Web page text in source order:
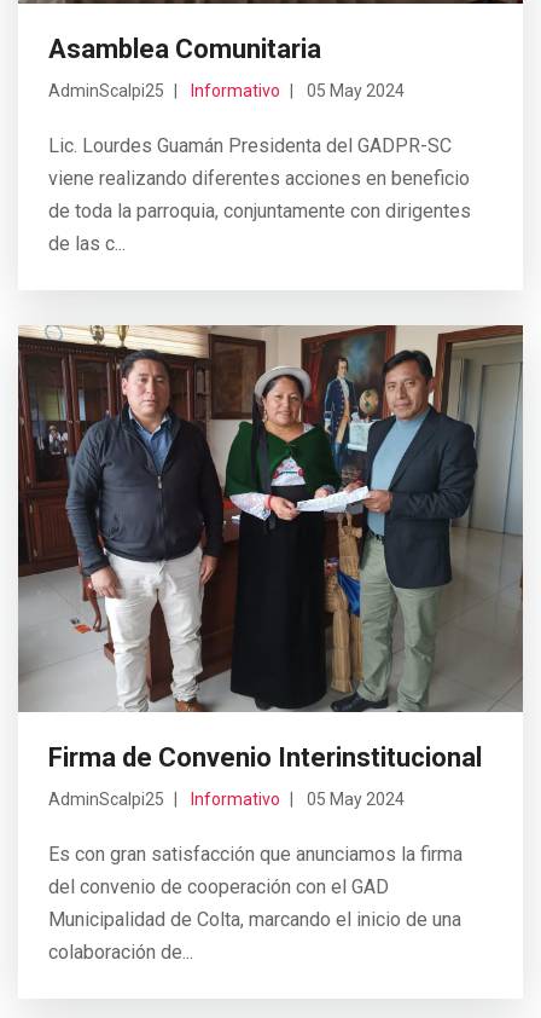
Asamblea Comunitaria
AdminScalpi25 Informativo 05 May 2024
Lic. Lourdes Guamán Presidenta del GADPR-SC
viene realizando diferentes acciones en beneficio
de toda la parroquia, conjuntamente con dirigentes
de las c...
Firma de Convenio Interinstitucional
AdminScalpi25 Informativo 05 May 2024
Es con gran satisfacción que anunciamos la firma
del convenio de cooperación con el GAD
Municipalidad de Colta, marcando el inicio de una
colaboración de...